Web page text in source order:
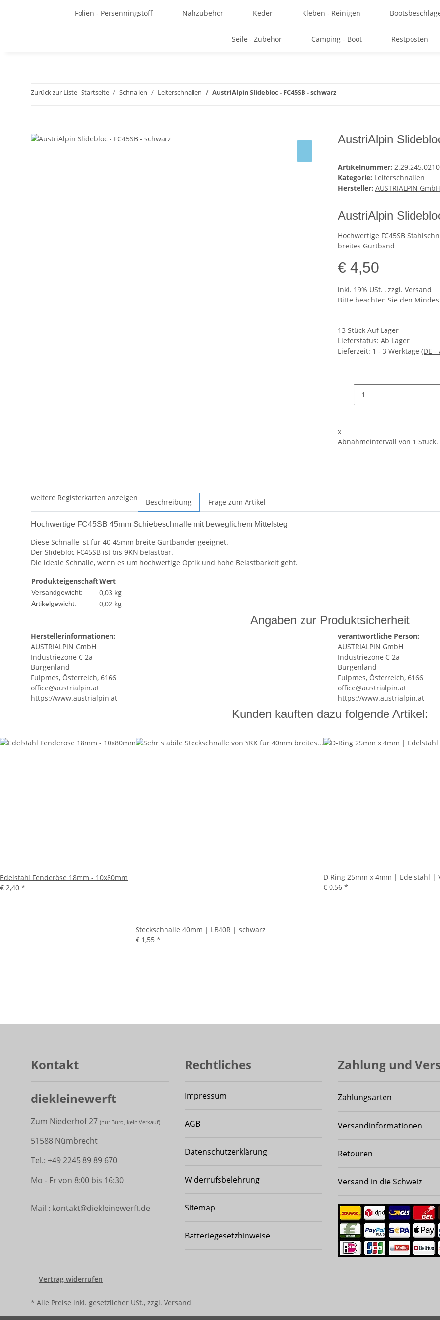
Folien - Persenningstoff Nähzubehör Keder Kleben - Reinigen
Seile - Zubehör Camping - Boot Restposten
Zurück zur Liste Startseite Schnallen Leiterschnallen AustriAlpin Slidebloc - FC45SB - schwarz
AustriAlpin
Artikelnummer: 2.29.245.0210
Kategorie: Leiterschnallen
Hersteller: AUSTRIALPIN GmbH
AustriAlpin
Hochwertige FC45SB
breites Gurtband
€ 4,50
inkl. 19% USt. , zzgl. Versand
Bitte beachten Sie den
13 Stück Auf Lager
Lieferstatus: Ab Lager
Lieferzeit: 1 - 3 Werktage (DE
x
Abnahmeintervall von 1 Stück.
weitere Registerkarten anzeigen Beschreibung Frage zum Artikel
Hochwertige FC45SB 45mm Schiebeschnalle mit beweglichem Mittelsteg
Diese Schnalle ist für 40-45mm breite Gurtbänder geeignet.
Der Slidebloc FC45SB ist bis 9KN belastbar.
Die ideale Schnalle, wenn es um hochwertige Optik und hohe Belastbarkeit geht.
ProdukteigenschaftWert
Versandgewicht: 0,03 kg
Artikelgewicht: 0,02 kg
Angaben zur Produktsicherheit
Herstellerinformationen:
AUSTRIALPIN GmbH
Industriezone C 2a
Burgenland
Fulpmes, Österreich, 6166
office@austrialpin.at
https://www.austrialpin.at
verantwortliche Person:
AUSTRIALPIN GmbH
Industriezone C 2a
Burgenland
Fulpmes, Österreich, 6166
office@austrialpin.at
https://www.austrialpin.at
Kunden kauften dazu folgende Artikel:
Edelstahl Fenderöse 18mm - 10x80mm
€ 2,40 *
Steckschnalle 40mm | LB40R | schwarz
€ 1,55 *
D-Ring 25mm x 4mm | Edelstahl |
€ 0,56 *
Kontakt
diekleinewerft
Zum Niederhof 27 (nur Büro, kein Verkauf)
51588 Nümbrecht
Tel.: +49 2245 89 89 670
Mo - Fr von 8:00 bis 16:30
Mail : kontakt@diekleinewerft.de
Rechtliches
Impressum
AGB
Datenschutzerklärung
Widerrufsbelehrung
Sitemap
Batteriegesetzhinweise
Zahlung und
Zahlungsarten
Versandinformationen
Retouren
Versand in die Schweiz
Vertrag widerrufen
* Alle Preise inkl. gesetzlicher USt., zzgl. Versand